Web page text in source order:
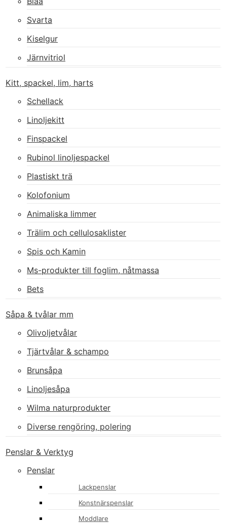
Svarta
Kiselgur
Järnvitriol
Kitt, spackel, lim, harts
Schellack
Linoljekitt
Finspackel
Rubinol linoljespackel
Plastiskt trä
Kolofonium
Animaliska limmer
Trälim och cellulosaklister
Spis och Kamin
Ms-produkter till foglim, nåtmassa
Bets
Såpa & tvålar mm
Olivoljetvålar
Tjärtvålar & schampo
Brunsåpa
Linoljesåpa
Wilma naturprodukter
Diverse rengöring, polering
Penslar & Verktyg
Penslar
Lackpenslar
Konstnärspenslar
Moddlare